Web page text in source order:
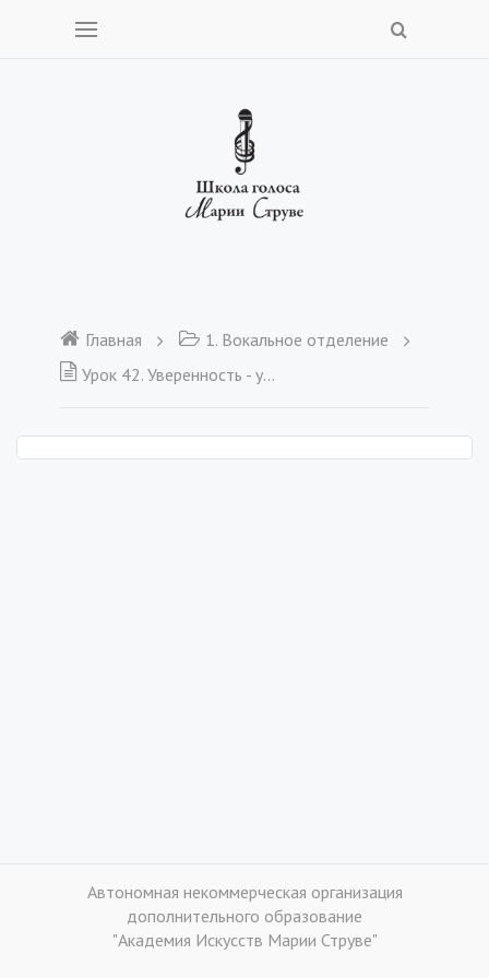
Главная
1. Вокальное отделение
Урок 42. Уверенность - успех любого творчества!
Автономная некоммерческая организация
дополнительного образование
"Академия Искусств Марии Струве"